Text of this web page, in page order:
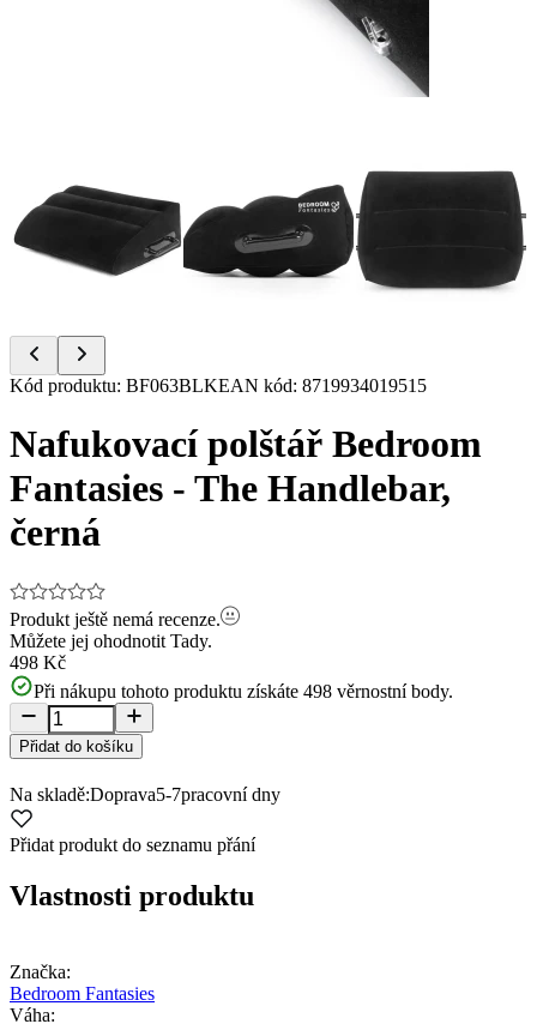
Item
of
Kód produktu: BF063BLKEAN kód: 8719934019515
Nafukovací polštář Bedroom
Fantasies - The Handlebar,
černá
Produkt ještě nemá recenze.
Můžete jej ohodnotit Tady.
498 Kč
Při nákupu tohoto produktu získáte 498 věrnostní body.
Přidat do košíku
Na skladě:Doprava5-7pracovní dny
Přidat produkt do seznamu přání
Vlastnosti produktu
Značka:
Bedroom Fantasies
Váha: